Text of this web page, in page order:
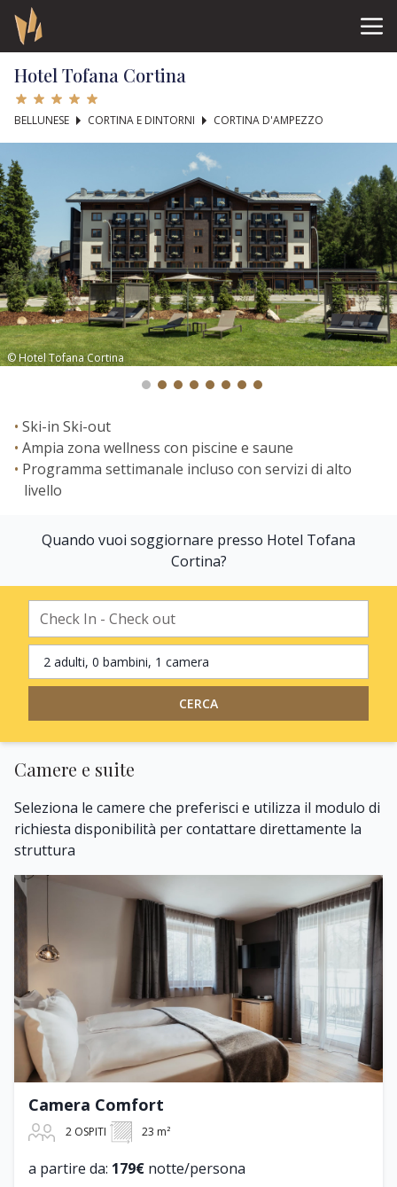
Hotel Tofana Cortina
BELLUNESE CORTINA E DINTORNI CORTINA D'AMPEZZO
© Hotel Tofana Cortina
Ski-in Ski-out
Ampia zona wellness con piscine e saune
Programma settimanale incluso con servizi di alto
livello
Quando vuoi soggiornare presso Hotel Tofana
Cortina?
2 adulti, 0 bambini, 1 camera
CERCA
Camere e suite
Seleziona le camere che preferisci e utilizza il modulo di
richiesta disponibilità per contattare direttamente la
struttura
Camera Comfort
2 OSPITI 23 m²
a partire da: 179€ notte/persona